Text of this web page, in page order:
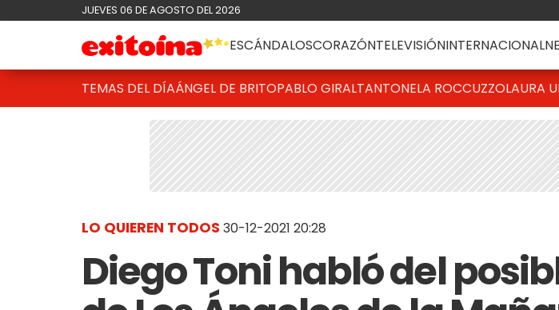
JUEVES 06 DE AGOSTO DEL 2026
ESCÁNDALOSCORAZÓNTELEVISIÓNINTERNACIONAL
TEMAS DEL DÍAÁNGEL DE BRITOPABLO GIRALTANTONELA ROCCUZZOLAURA
LO QUIEREN TODOS 30-12-2021 20:28
Diego Toni habló del